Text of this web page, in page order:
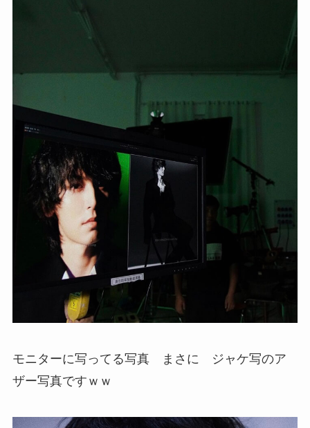
モニターに写ってる写真 まさに ジャケ写のア
ザー写真ですｗｗ